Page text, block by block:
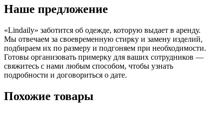
Наше предложение
«Lindaily» заботится об одежде, которую выдает в аренду.
Мы отвечаем за своевременную стирку и замену изделий,
подбираем их по размеру и подгоняем при необходимости.
Готовы организовать примерку для ваших сотрудников —
свяжитесь с нами любым способом, чтобы узнать
подробности и договориться о дате.
Похожие товары